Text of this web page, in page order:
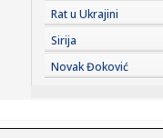
10:11:Železničar
10:11:Počela specijalna
barže na...
Rat u Ukrajini
Sirija
Novak Đoković